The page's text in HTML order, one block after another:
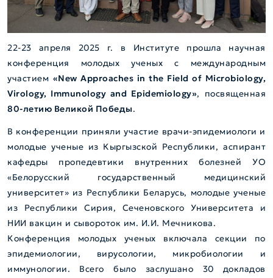
22-23 апреля 2025 г. в Институте прошла научная
конференция молодых ученых с международным
участием «New Approaches in the Field of Microbiology,
Virology, Immunology and Epidemiology», посвященная
80-летию Великой Победы.
В конференции приняли участие врачи-эпидемиологи и
молодые ученые из Кыргызской Республики, аспирант
кафедры пропедевтики внутренних болезней УО
«Белорусский государственный медицинский
университет» из Республики Беларусь, молодые ученые
из Республики Сирия, Сеченовского Университета и
НИИ вакцин и сывороток им. И.И. Мечникова.
Конференция молодых ученых включала секции по
эпидемиологии, вирусологии, микробиологии и
иммунологии. Всего было заслушано 30 докладов